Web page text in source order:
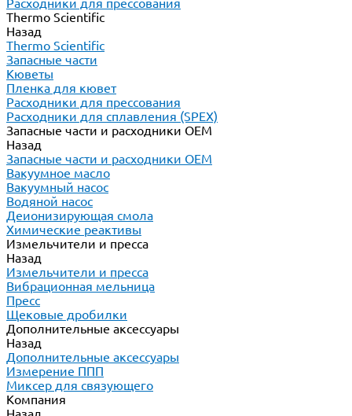
Расходники для прессования
Thermo Scientific
Назад
Thermo Scientific
Запасные части
Кюветы
Пленка для кювет
Расходники для прессования
Расходники для сплавления (SPEX)
Запасные части и расходники ОЕМ
Назад
Запасные части и расходники ОЕМ
Вакуумное масло
Вакуумный насос
Водяной насос
Деионизирующая смола
Химические реактивы
Измельчители и пресса
Назад
Измельчители и пресса
Вибрационная мельница
Пресс
Щековые дробилки
Дополнительные аксессуары
Назад
Дополнительные аксессуары
Измерение ППП
Миксер для связующего
Компания